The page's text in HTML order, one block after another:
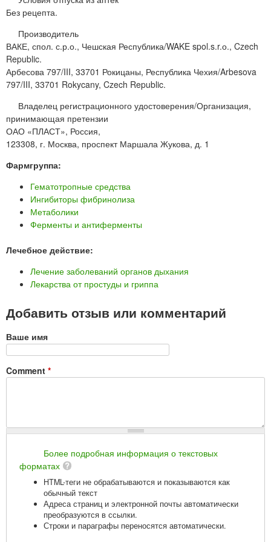
Без рецепта.
Производитель
ВАКЕ, спол. с.р.о., Чешская Республика/WAKE spol.s.r.о., Czech
Republic.
Арбесова 797/III, 33701 Рокицаны, Республика Чехия/Arbesova
797/III, 33701 Rokycany, Czech Republic.
Владелец регистрационного удостоверения/Организация,
принимающая претензии
ОАО «ПЛАСТ», Россия,
123308, г. Москва, проспект Маршала Жукова, д. 1
Фармгруппа:
Гематотропные средства
Ингибиторы фибринолиза
Метаболики
Ферменты и антиферменты
Лечебное действие:
Лечение заболеваний органов дыхания
Лекарства от простуды и гриппа
Добавить отзыв или комментарий
Ваше имя
Comment *
Более подробная информация о текстовых
форматах
HTML-теги не обрабатываются и показываются как
обычный текст
Адреса страниц и электронной почты автоматически
преобразуются в ссылки.
Строки и параграфы переносятся автоматически.